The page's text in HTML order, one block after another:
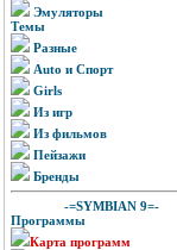
Эмуляторы
Темы
Разные
Auto и Спорт
Girls
Из игр
Из фильмов
Пейзажи
Бренды
-=SYMBIAN 9=-
Программы
Карта программ